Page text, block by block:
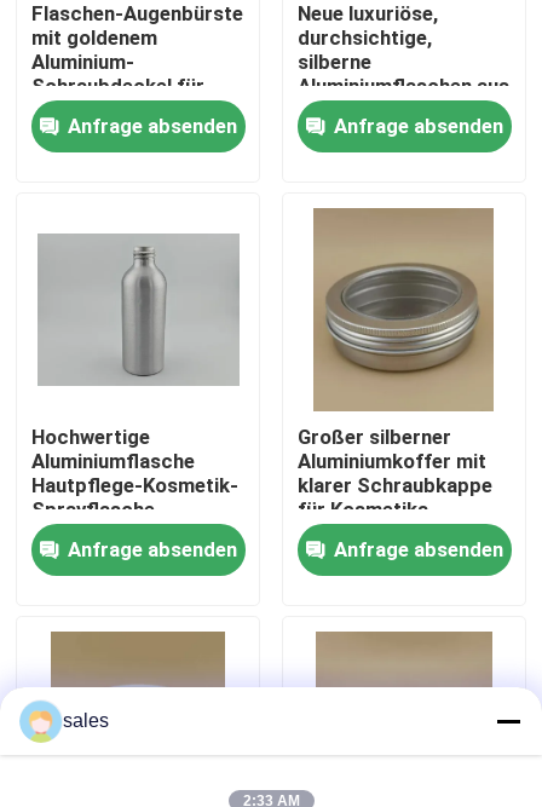
Heim
Kontakt mit uns
Nachrichten
Parfüm-Pumpen-Sprüher
Triggerpumpensprüher
Flaschen-Augenbürste
mit goldenem
Aluminium-
Schraubdeckel für
Frauen
Anfrage absenden
Neue luxuriöse,
durchsichtige,
silberne
Aluminiumflaschen aus
hochwertigen
kosmetischen
Aluminiumflaschen
Anfrage absenden
Hochwertige
Aluminiumflasche
Hautpflege-Kosmetik-
Sprayflasche
Anfrage absenden
Großer silberner
Aluminiumkoffer mit
klarer Schraubkappe
für Kosmetika
Anfrage absenden
sales
2:33 AM